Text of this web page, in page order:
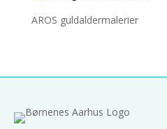
AROS guldaldermalerier